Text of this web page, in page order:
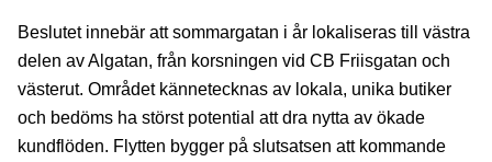
Beslutet innebär att sommargatan i år lokaliseras till västra
delen av Algatan, från korsningen vid CB Friisgatan och
västerut. Området kännetecknas av lokala, unika butiker
och bedöms ha störst potential att dra nytta av ökade
kundflöden. Flytten bygger på slutsatsen att kommande